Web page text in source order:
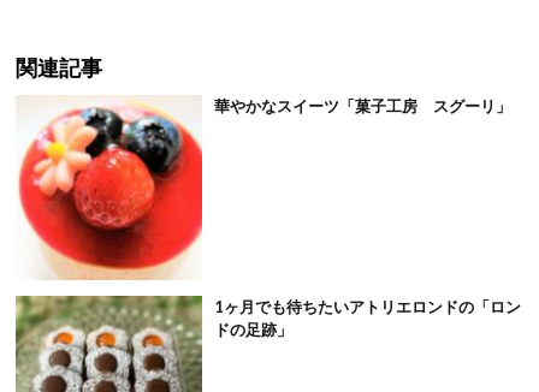
関連記事
華やかなスイーツ「菓子工房 スグーリ」
1ヶ月でも待ちたいアトリエロンドの「ロン
ドの足跡」